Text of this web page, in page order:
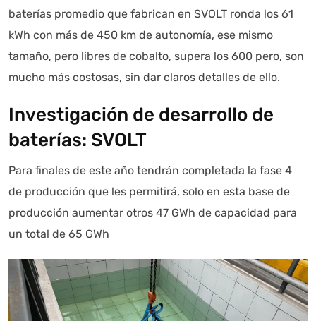
baterías promedio que fabrican en SVOLT ronda los 61
kWh con más de 450 km de autonomía, ese mismo
tamaño, pero libres de cobalto, supera los 600 pero, son
mucho más costosas, sin dar claros detalles de ello.
Investigación de desarrollo de
baterías: SVOLT
Para finales de este año tendrán completada la fase 4
de producción que les permitirá, solo en esta base de
producción aumentar otros 47 GWh de capacidad para
un total de 65 GWh